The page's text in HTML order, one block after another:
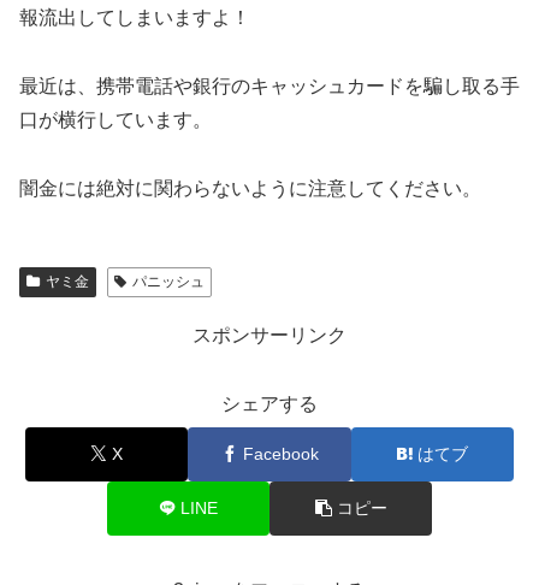
報流出してしまいますよ！
最近は、携帯電話や銀行のキャッシュカードを騙し取る手
口が横行しています。
闇金には絶対に関わらないように注意してください。
ヤミ金 パニッシュ
スポンサーリンク
シェアする
X Facebook はてブ
LINE コピー